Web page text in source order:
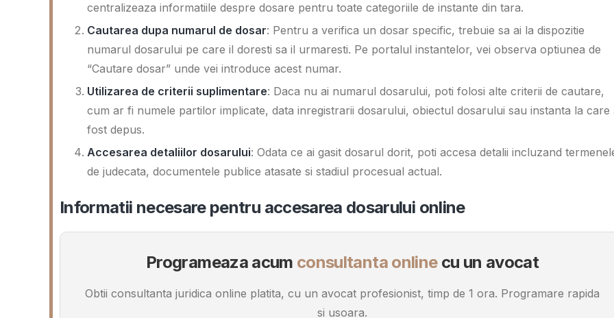
centralizeaza informatiile despre dosare pentru toate categoriile de instante din tara.
Cautarea dupa numarul de dosar: Pentru a verifica un dosar specific, trebuie sa ai la dispozitie
numarul dosarului pe care il doresti sa il urmaresti. Pe portalul instantelor, vei observa optiunea de
“Cautare dosar” unde vei introduce acest numar.
Utilizarea de criterii suplimentare: Daca nu ai numarul dosarului, poti folosi alte criterii de cautare,
cum ar fi numele partilor implicate, data inregistrarii dosarului, obiectul dosarului sau instanta la care
fost depus.
Accesarea detaliilor dosarului: Odata ce ai gasit dosarul dorit, poti accesa detalii incluzand
de judecata, documentele publice atasate si stadiul procesual actual.
Informatii necesare pentru accesarea dosarului online
Programeaza acum consultanta onlinecu un avocat
Obtii consultanta juridica online platita, cu un avocat profesionist, timp de 1 ora. Programare rapida
si usoara.